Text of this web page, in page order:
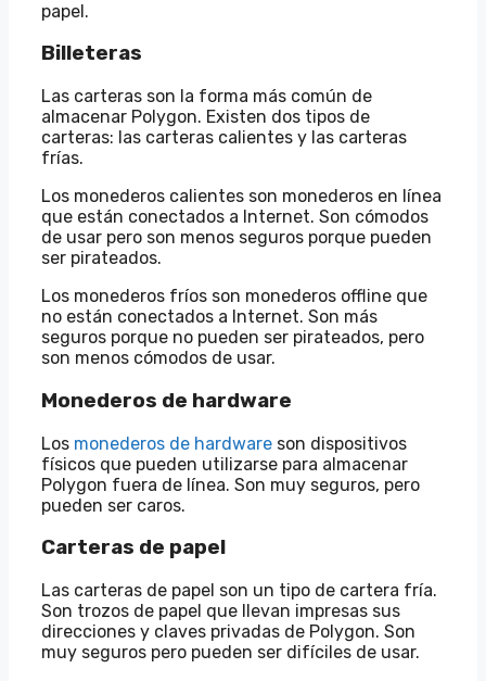
papel.
Billeteras
Las carteras son la forma más común de
almacenar Polygon. Existen dos tipos de
carteras: las carteras calientes y las carteras
frías.
Los monederos calientes son monederos en línea
que están conectados a Internet. Son cómodos
de usar pero son menos seguros porque pueden
ser pirateados.
Los monederos fríos son monederos offline que
no están conectados a Internet. Son más
seguros porque no pueden ser pirateados, pero
son menos cómodos de usar.
Monederos de hardware
Los monederos de hardware son dispositivos
físicos que pueden utilizarse para almacenar
Polygon fuera de línea. Son muy seguros, pero
pueden ser caros.
Carteras de papel
Las carteras de papel son un tipo de cartera fría.
Son trozos de papel que llevan impresas sus
direcciones y claves privadas de Polygon. Son
muy seguros pero pueden ser difíciles de usar.